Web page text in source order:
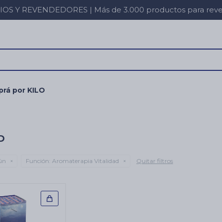
Y REVENDEDORES | Más de 3.000 productos para
por KILO
Función: Aromaterapia Vitalidad Quitar filtros